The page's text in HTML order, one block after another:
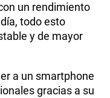
un rendimiento
todo esto
y de mayor
a un smartphone
gracias a su